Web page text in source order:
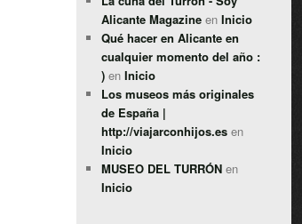
Alicante Magazine enInicio
Qué hacer en Alicante en
cualquier momento del año :
) enInicio
Los museos más originales
de España |
http://viajarconhijos.es en
Inicio
MUSEO DEL TURRÓN en
Inicio